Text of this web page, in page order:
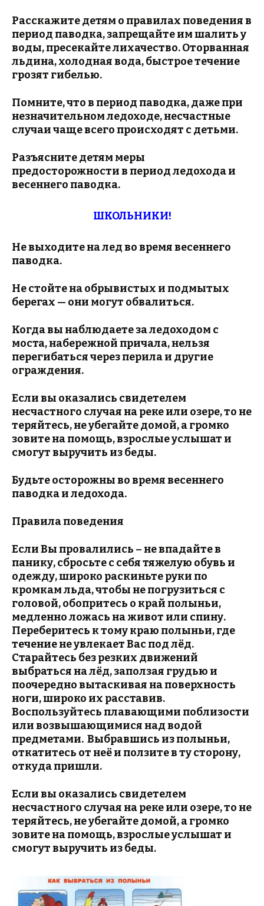
Расскажите детям о правилах поведения в
период паводка, запрещайте им шалить у
воды, пресекайте лихачество. Оторванная
льдина, холодная вода, быстрое течение
грозят гибелью.
Помните, что в период паводка, даже при
незначительном ледоходе, несчастные
случаи чаще всего происходят с детьми.
Разъясните детям меры
предосторожности в период ледохода и
весеннего паводка.
ШКОЛЬНИКИ!
Не выходите на лед во время весеннего
паводка.
Не стойте на обрывистых и подмытых
берегах — они могут обвалиться.
Когда вы наблюдаете за ледоходом с
моста, набережной причала, нельзя
перегибаться через перила и другие
ограждения.
Если вы оказались свидетелем
несчастного случая на реке или озере, то не
теряйтесь, не убегайте домой, а громко
зовите на помощь, взрослые услышат и
смогут выручить из беды.
Будьте осторожны во время весеннего
паводка и ледохода.
Правила поведения
Если Вы провалились – не впадайте в
панику, сбросьте с себя тяжелую обувь и
одежду, широко раскиньте руки по
кромкам льда, чтобы не погрузиться с
головой, обопритесь о край полыньи,
медленно ложась на живот или спину.
Переберитесь к тому краю полыньи, где
течение не увлекает Вас под лёд.
Старайтесь без резких движений
выбраться на лёд, заползая грудью и
поочередно вытаскивая на поверхность
ноги, широко их расставив.
Воспользуйтесь плавающими поблизости
или возвышающимися над водой
предметами. Выбравшись из полыньи,
откатитесь от неё и ползите в ту сторону,
откуда пришли.
Если вы оказались свидетелем
несчастного случая на реке или озере, то не
теряйтесь, не убегайте домой, а громко
зовите на помощь, взрослые услышат и
смогут выручить из беды.